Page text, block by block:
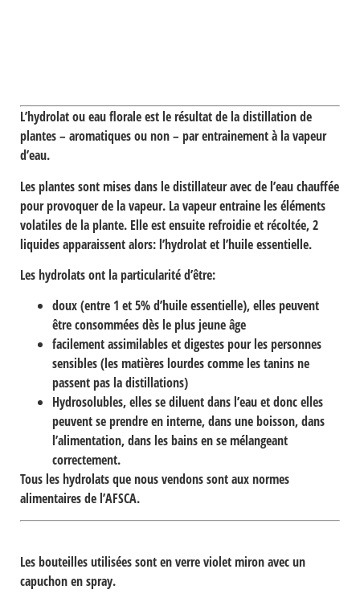
L’hydrolat ou eau floraleest le résultat de la distillation de
plantes – aromatiques ou non – par entrainement à la vapeur
d’eau.
Les plantes sont mises dans le distillateur avec de l’eau chauffée
pour provoquer de la vapeur. La vapeur entraine les éléments
volatiles de la plante. Elle est ensuite refroidie et récoltée, 2
liquides apparaissent alors: l’hydrolat et l’huile essentielle.
Les hydrolats ont la particularité d’être:
doux(entre 1 et 5% d’huile essentielle), elles peuvent
être consommées dès le plus jeune âge
facilement assimilables et digestes pour les personnes
sensibles (les matières lourdes comme les tanins ne
passent pas la distillations)
Hydrosolubles,elles se diluent dans l’eau et donc elles
peuvent se prendre en interne, dans une boisson, dans
l’alimentation, dans les bains en se mélangeant
correctement.
Tous les hydrolats que nous vendons sont aux normes
alimentaires de l’AFSCA.
Les bouteilles utilisées sont enverre violet mironavec un
capuchon en spray.